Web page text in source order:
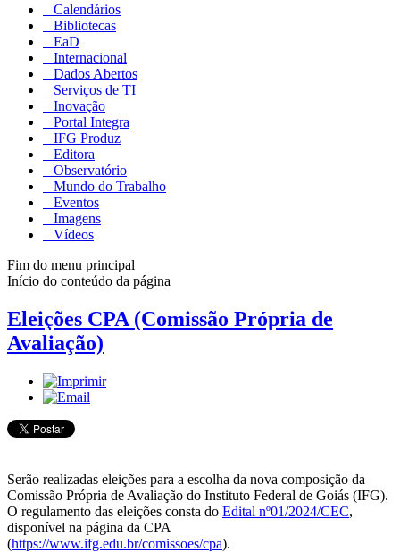
Calendários
Bibliotecas
EaD
Internacional
Dados Abertos
Serviços de TI
Inovação
Portal Integra
IFG Produz
Editora
Observatório
Mundo do Trabalho
Eventos
Imagens
Vídeos
Fim do menu principal
Início do conteúdo da página
Eleições CPA (Comissão Própria de
Avaliação)
Serão realizadas eleições para a escolha da nova composição da
Comissão Própria de Avaliação do Instituto Federal de Goiás (IFG).
O regulamento das eleições consta do Edital nº01/2024/CEC,
disponível na página da CPA
(https://www.ifg.edu.br/comissoes/cpa).